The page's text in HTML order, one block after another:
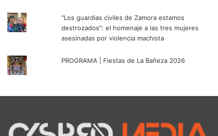
"Los guardias civiles de Zamora estamos
destrozados": el homenaje a las tres mujeres
asesinadas por violencia machista
PROGRAMA | Fiestas de La Bañeza 2026